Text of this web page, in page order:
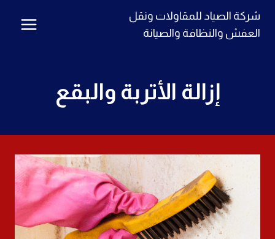
التجاوز
شركة الصياد للمقاولات ونقل
العفش والنظافة والصيانة
إزالة الأتربة والبقع